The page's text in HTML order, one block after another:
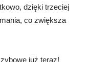
dzięki trzeciej
co zwiększa
już teraz!